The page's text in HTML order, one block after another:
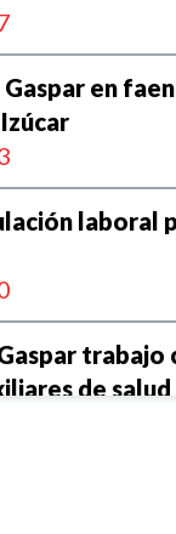
en
laboral
trabajo
de